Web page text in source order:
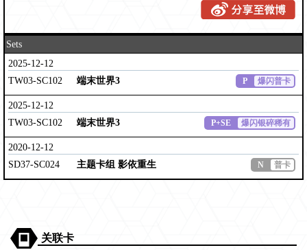
Sets
2025-12-12
TW03-SC102
端末世界3 P 爆闪普卡
2025-12-12
TW03-SC102
端末世界3 P+SE 爆闪银碎稀有
2020-12-12
SD37-SC024
主题卡组 影依重生 N 普卡
关联卡